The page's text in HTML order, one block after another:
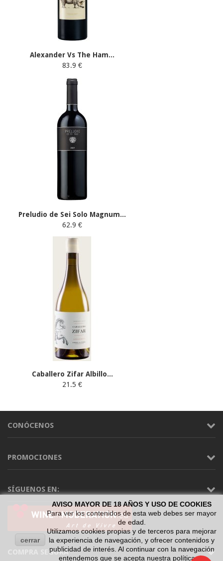
Alexander Vs The Ham...
83.9 €
Preludio de Sei Solo Magnum...
62.9 €
Caballero Zifar Albillo...
21.5 €
CONÓCENOS
PROMOCIONES
SÍGUENOS EN:
COMPRA SEGURA
cerrar
AVISO MAYOR DE 18 AÑOS Y USO DE COOKIES
Para ver los contenidos de esta web debes ser mayor
de edad.
Utilizamos cookies propias y de terceros para mejorar
la experiencia de navegación, y ofrecer contenidos y
publicidad de interés. Al continuar con la navegación
entendemos que se acepta nuestra política de